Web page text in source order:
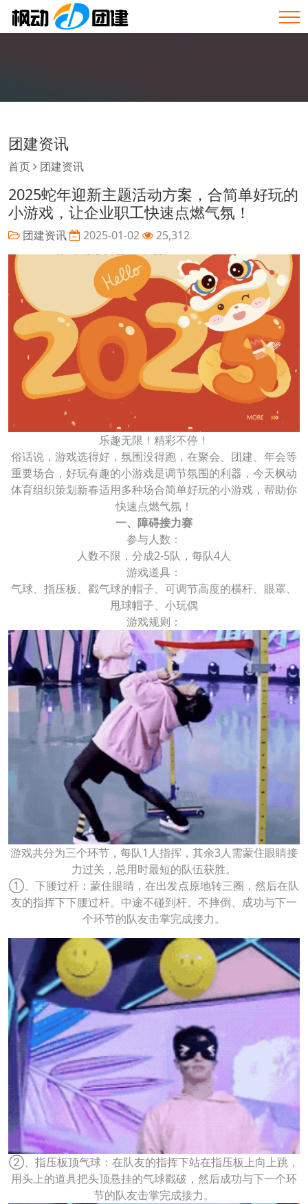
团建资讯
首页 团建资讯
2025蛇年迎新主题活动方案，合简单好玩的
小游戏，让企业职工快速点燃气氛！
团建资讯 2025-01-02 25,312
乐趣无限！精彩不停！
俗话说，游戏选得好，氛围没得跑，在聚会、团建、年会等
重要场合，好玩有趣的小游戏是调节氛围的利器，今天枫动
体育组织策划新春适用多种场合简单好玩的小游戏，帮助你
快速点燃气氛！
一、障碍接力赛
参与人数：
人数不限，分成2-5队，每队4人
游戏道具：
气球、指压板、戳气球的帽子、可调节高度的横杆、眼罩、
甩球帽子、小玩偶
游戏规则：
游戏共分为三个环节，每队1人指挥，其余3人需蒙住眼睛接
力过关，总用时最短的队伍获胜。
①、下腰过杆：蒙住眼睛，在出发点原地转三圈，然后在队
友的指挥下下腰过杆。中途不碰到杆、不摔倒、成功与下一
个环节的队友击掌完成接力。
②、指压板顶气球：在队友的指挥下站在指压板上向上跳，
用头上的道具把头顶悬挂的气球戳破，然后成功与下一个环
节的队友击掌完成接力。